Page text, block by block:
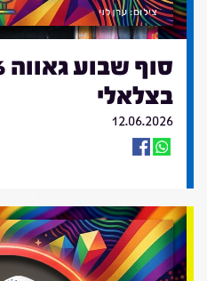
בצלאלי
12.06.2026